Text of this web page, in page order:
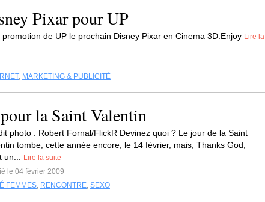
Pixar pour UP
de UP le prochain Disney Pixar en Cinema 3D.Enjoy Lire la
, MARKETING & PUBLICITÉ
la Saint Valentin
photo : Robert Fornal/FlickR Devinez quoi ? Le jour de la Saint
tombe, cette année encore, le 14 février, mais, Thanks God,
un...
Lire la suite
le 04 février 2009
FEMMES, RENCONTRE, SEXO